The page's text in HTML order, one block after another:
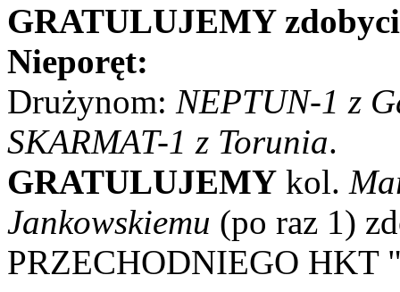
GRATULUJEMY
Nieporęt:
Drużynom: NEPTUN-1 z
SKARMAT-1 z Torunia.
GRATULUJEMY kol.
Jankowskiemu (po raz 1)
PRZECHODNIEGO HKT